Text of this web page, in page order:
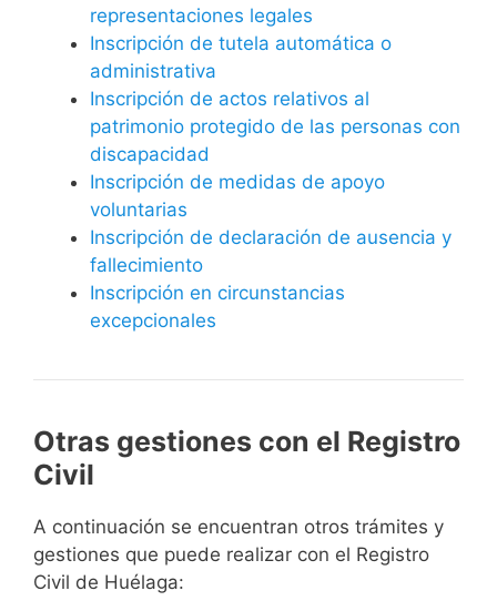
representaciones legales
Inscripción de tutela automática o
administrativa
Inscripción de actos relativos al
patrimonio protegido de las personas con
discapacidad
Inscripción de medidas de apoyo
voluntarias
Inscripción de declaración de ausencia y
fallecimiento
Inscripción en circunstancias
excepcionales
Otras gestiones con el Registro
Civil
A continuación se encuentran otros trámites y
gestiones que puede realizar con el Registro
Civil de Huélaga: